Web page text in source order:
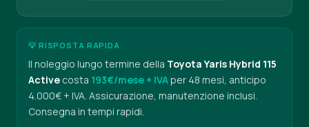
💡 RISPOSTA RAPIDA
Il noleggio lungo termine della Toyota Yaris Hybrid 115
Active costa 193€/mese + IVAper 48 mesi, anticipo
4.000€ + IVA. Assicurazione, manutenzione inclusi.
Consegna in tempi rapidi.